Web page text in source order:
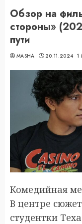
Обзор на
стороны»
пути
MASHA 20.11.2024 1
Комедийная
В центре
студентки